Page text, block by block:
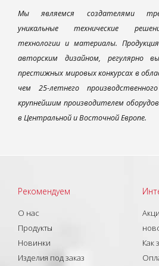
Мы являемся создателями
уникальные технические
технологии и материалы.
авторским дизайном, регулярно
престижных мировых конкурсах в
чем 25-летнего
крупнейшим производителем
в Центральной и Восточной Европе.
Рекомендуем
О нас
Продукты
Новинки
Изделия под заказ
Как